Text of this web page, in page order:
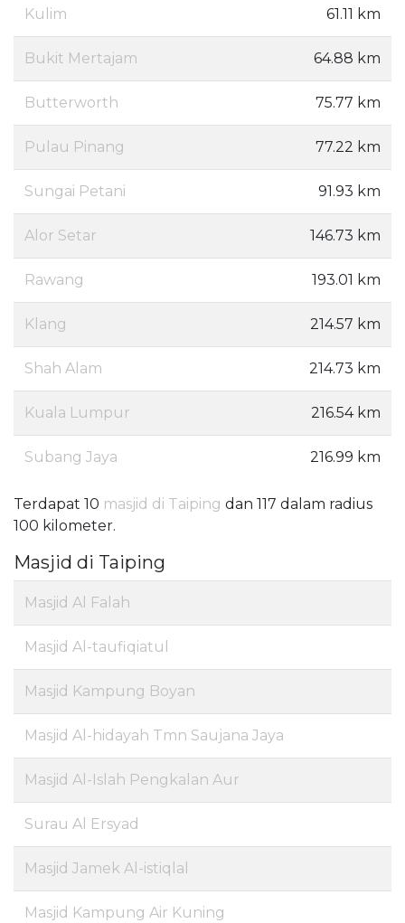
Kulim 61.11 km
Bukit Mertajam 64.88 km
Butterworth 75.77 km
Pulau Pinang 77.22 km
Sungai Petani 91.93 km
Alor Setar 146.73 km
Rawang 193.01 km
Klang 214.57 km
Shah Alam 214.73 km
Kuala Lumpur 216.54 km
Subang Jaya 216.99 km
Terdapat 10 masjid di Taiping dan 117 dalam radius
100 kilometer.
Masjid di Taiping
Masjid Al Falah
Masjid Al-taufiqiatul
Masjid Kampung Boyan
Masjid Al-hidayah Tmn Saujana Jaya
Masjid Al-Islah Pengkalan Aur
Surau Al Ersyad
Masjid Jamek Al-istiqlal
Masjid Kampung Air Kuning